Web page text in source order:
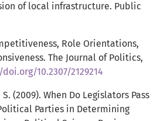
of local infrastructure. Public
Role Orientations,
The Journal of Politics,
10.2307/2129214
(2009). When Do Legislators Pass
Parties in Determining